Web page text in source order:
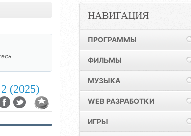
(2025)
НАВИГАЦИЯ
ПРОГРАММЫ
ФИЛЬМЫ
МУЗЫКА
WEB РАЗРАБОТКИ
ИГРЫ